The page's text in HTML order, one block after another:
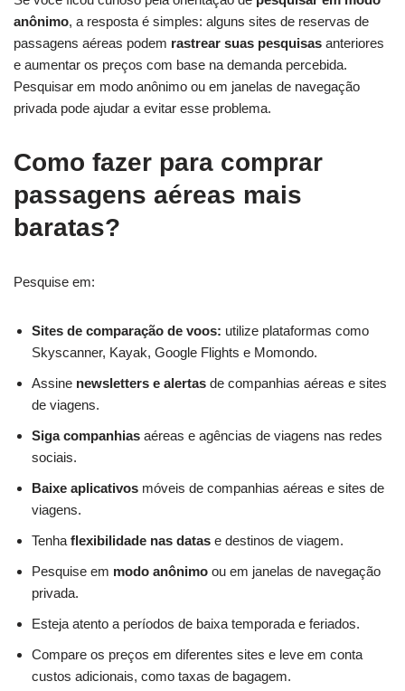
anônimo, a resposta é simples: alguns sites de reservas de
passagens aéreas podem rastrear suas pesquisas anteriores
e aumentar os preços com base na demanda percebida.
Pesquisar em modo anônimo ou em janelas de navegação
privada pode ajudar a evitar esse problema.
Como fazer para comprar
passagens aéreas mais
baratas?
Pesquise em:
Sites de comparação de voos: utilize plataformas como
Skyscanner, Kayak, Google Flights e Momondo.
Assine newsletters e alertas de companhias aéreas e sites
de viagens.
Siga companhias aéreas e agências de viagens nas redes
sociais.
Baixe aplicativos móveis de companhias aéreas e sites de
viagens.
Tenha flexibilidade nas datas e destinos de viagem.
Pesquise em modo anônimo ou em janelas de navegação
privada.
Esteja atento a períodos de baixa temporada e feriados.
Compare os preços em diferentes sites e leve em conta
custos adicionais, como taxas de bagagem.